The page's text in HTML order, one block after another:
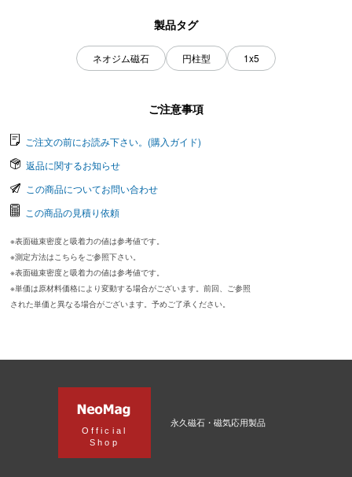
製品タグ
ネオジム磁石 円柱型 1x5
ご注意事項
ご注文の前にお読み下さい。(購入ガイド)
返品に関するお知らせ
この商品についてお問い合わせ
この商品の見積り依頼
※表面磁束密度と吸着力の値は参考値です。
※測定方法はこちらをご参照下さい。
※表面磁束密度と吸着力の値は参考値です。
※単価は原材料価格により変動する場合がございます。前回、ご参照
された単価と異なる場合がございます。予めご了承ください。
Official
Shop
永久磁石・磁気応用製品